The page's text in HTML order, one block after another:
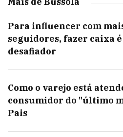
Para influencer com
seguidores, fazer caixa
desafiador
Como o varejo está
consumidor do "último
Pais